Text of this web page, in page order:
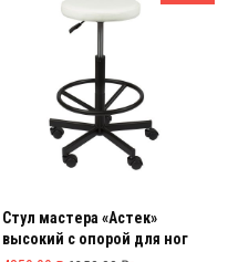
Стул мастера «Астек»
высокий с опорой для ног